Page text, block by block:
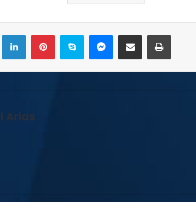
LinkedInPinterestSkype MessengerCompartir por correo electrónicoImprimir
Arias